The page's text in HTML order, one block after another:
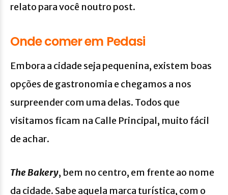
relato para você noutro post.
Onde comer em Pedasi
Embora a cidade seja pequenina, existem boas
opções de gastronomia e chegamos a nos
surpreender com uma delas. Todos que
visitamos ficam na Calle Principal, muito fácil
de achar.
The Bakery, bem no centro, em frente ao nome
da cidade. Sabe aquela marca turística, com o